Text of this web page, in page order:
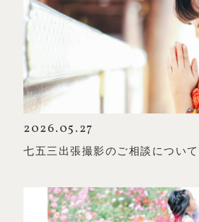
2026.05.27
七五三出張撮影のご相談について